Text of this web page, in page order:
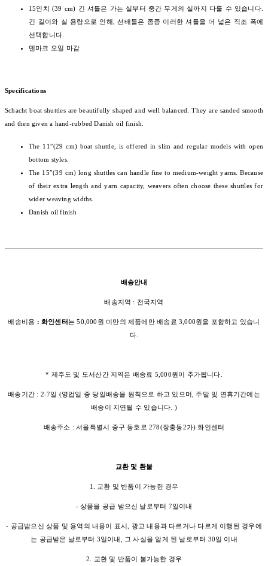
15인치 (39 cm) 긴 셔틀은 가는 실부터 중간 무게의 실까지 다룰 수 있습니다.
긴 길이와 실 용량으로 인해, 선배들은 종종 이러한 셔틀을 더 넓은 직조 폭에
선택합니다.
덴마크 오일 마감
Specifications
Schacht boat shuttles are beautifully shaped and well balanced. They are sanded smooth
and then given a hand-rubbed Danish oil finish.
The 11″(29 cm) boat shuttle, is offered in slim and regular models with open
bottom styles.
The 15″(39 cm) long shuttles can handle fine to medium-weight yarns. Because
of their extra length and yarn capacity, weavers often choose these shuttles for
wider weaving widths.
Danish oil finish
배송안내
배송지역 : 전국지역
배송비용 : 화인센터는 50,000원 미만의 제품에만 배송료 3,000원을 포함하고 있습니
다.
* 제주도 및 도서산간 지역은 배송료 5,000원이 추가됩니다.
배송기간 : 2-7일 (영업일 중 당일배송을 원칙으로 하고 있으며, 주말 및 연휴기간에는
배송이 지연될 수 있습니다. )
배송주소 : 서울특별시 중구 동호로 278(장충동2가) 화인센터
교환 및 환불
1. 교환 및 반품이 가능한 경우
- 상품을 공급 받으신 날로부터 7일이내
- 공급받으신 상품 및 용역의 내용이 표시, 광고 내용과 다르거나 다르게 이행된 경우에
는 공급받은 날로부터 3일이내, 그 사실을 알게 된 날로부터 30일 이내
2. 교환 및 반품이 불가능한 경우